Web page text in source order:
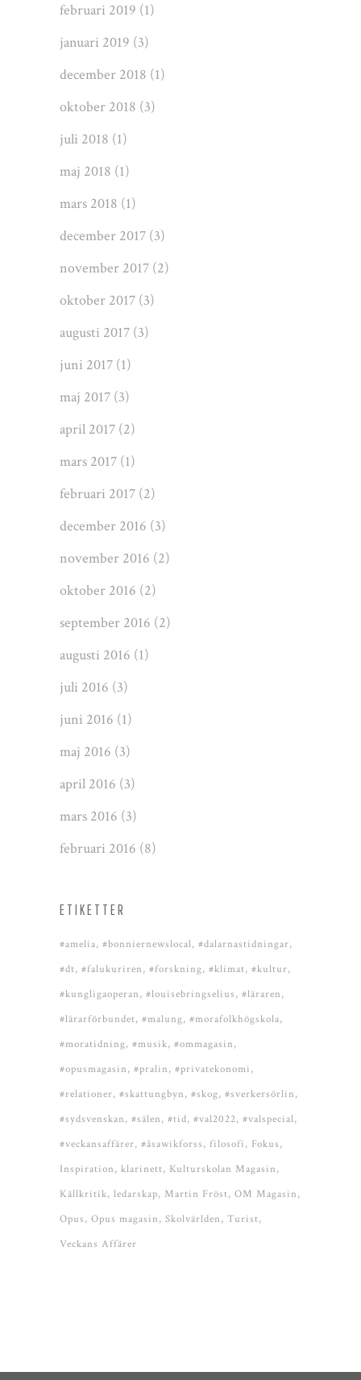
februari 2019 (1)
januari 2019 (3)
december 2018 (1)
oktober 2018 (3)
juli 2018 (1)
maj 2018 (1)
mars 2018 (1)
december 2017 (3)
november 2017 (2)
oktober 2017 (3)
augusti 2017 (3)
juni 2017 (1)
maj 2017 (3)
april 2017 (2)
mars 2017 (1)
februari 2017 (2)
december 2016 (3)
november 2016 (2)
oktober 2016 (2)
september 2016 (2)
augusti 2016 (1)
juli 2016 (3)
juni 2016 (1)
maj 2016 (3)
april 2016 (3)
mars 2016 (3)
februari 2016 (8)
ETIKETTER
#amelia #bonniernewslocal #dalarnastidningar
#dt #falukuriren #forskning #klimat #kultur
#kungligaoperan #louisebringselius #läraren
#lärarförbundet #malung #morafolkhögskola
#moratidning #musik #ommagasin
#opusmagasin #pralin #privatekonomi
#relationer #skattungbyn #skog #sverkersörlin
#sydsvenskan #sälen #tid #val2022 #valspecial
#veckansaffärer #åsawikforss filosofi
Fokus
Inspiration klarinett Kulturskolan Magasin
Källkritik ledarskap Martin Fröst OM Magasin
Opus Opus magasin Skolvärlden Turist
Veckans Affärer